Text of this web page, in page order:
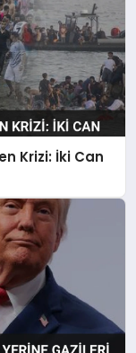
Krizi: İki Can